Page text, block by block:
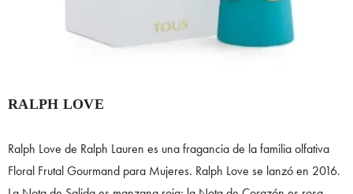
RALPH LOVE
Ralph Love de Ralph Lauren es una fragancia de la familia olfativa
Floral Frutal Gourmand para Mujeres. Ralph Love se lanzó en 2016.